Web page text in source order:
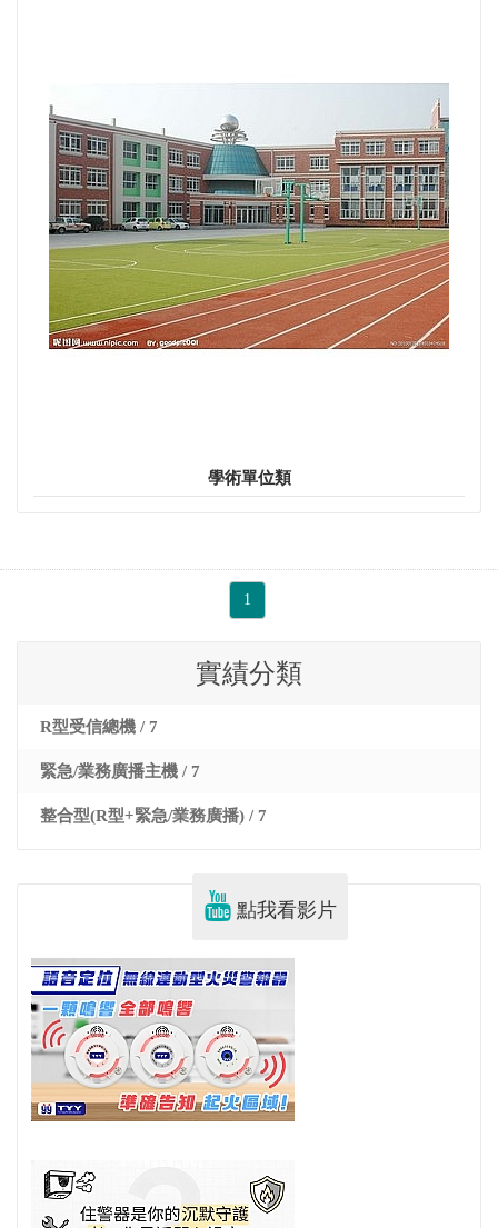
學術單位類
1
實績分類
R型受信總機 / 7
緊急/業務廣播主機 / 7
整合型(R型+緊急/業務廣播) / 7
點我看影片